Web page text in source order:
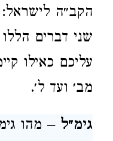
הקב״ה
שני דברים
עליכם כאילו
מב׳ ועד ל׳.
גימ״ל – מהו